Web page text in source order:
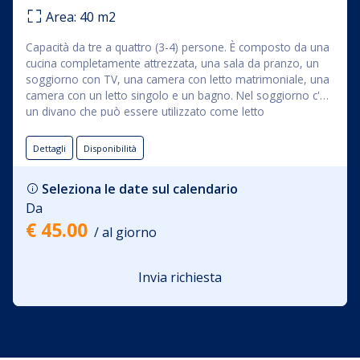
Area: 40 m2
Capacità da tre a quattro (3-4) persone. È composto da una
cucina completamente attrezzata, una sala da pranzo, un
soggiorno con TV, una camera con letto matrimoniale, una
camera con un letto singolo e un bagno. Nel soggiorno c'è
un divano che può essere utilizzato come letto
terrazza coperta dove si trova una zona salotto. Nel prezzo
di affitto dell'appartamento è compreso l'uso di: biancheria
Dettagli Disponibilità
Seleziona le date sul calendario
Da
€ 45.00 / al giorno
Invia richiesta